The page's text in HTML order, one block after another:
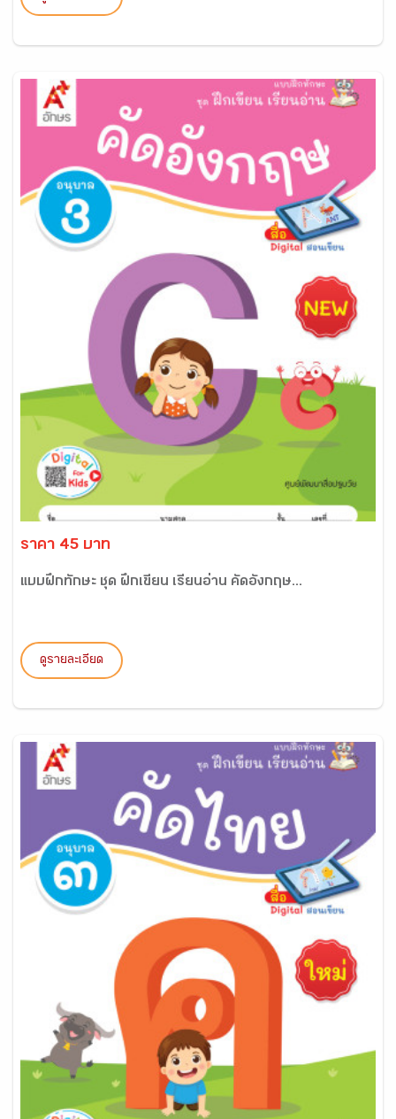
ราคา 45 บาท
แบบฝึกทักษะ ชุด ฝึกเขียน เรียนอ่าน คัดอังกฤษ...
ดูรายละเอียด